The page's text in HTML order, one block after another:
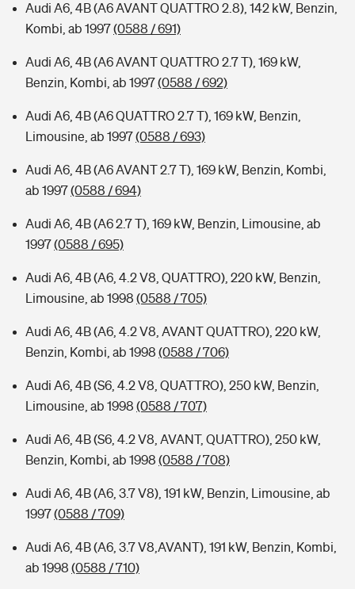
Audi A6, 4B (A6 AVANT QUATTRO 2.8), 142 kW, Benzin,
Kombi, ab 1997(0588 / 691)
Audi A6, 4B (A6 AVANT QUATTRO 2.7 T), 169 kW,
Benzin, Kombi, ab 1997(0588 / 692)
Audi A6, 4B (A6 QUATTRO 2.7 T), 169 kW, Benzin,
Limousine, ab 1997(0588 / 693)
Audi A6, 4B (A6 AVANT 2.7 T), 169 kW, Benzin, Kombi,
ab 1997(0588 / 694)
Audi A6, 4B (A6 2.7 T), 169 kW, Benzin, Limousine, ab
1997(0588 / 695)
Audi A6, 4B (A6, 4.2 V8, QUATTRO), 220 kW, Benzin,
Limousine, ab 1998 (0588 / 705)
Audi A6, 4B (A6, 4.2 V8, AVANT QUATTRO), 220 kW,
Benzin, Kombi, ab 1998 (0588 / 706)
Audi A6, 4B (S6, 4.2 V8, QUATTRO), 250 kW, Benzin,
Limousine, ab 1998 (0588 / 707)
Audi A6, 4B (S6, 4.2 V8, AVANT, QUATTRO), 250 kW,
Benzin, Kombi, ab 1998 (0588 / 708)
Audi A6, 4B (A6, 3.7 V8), 191 kW, Benzin, Limousine, ab
1997(0588 / 709)
Audi A6, 4B (A6, 3.7 V8,AVANT), 191 kW, Benzin, Kombi,
ab 1998 (0588 / 710)